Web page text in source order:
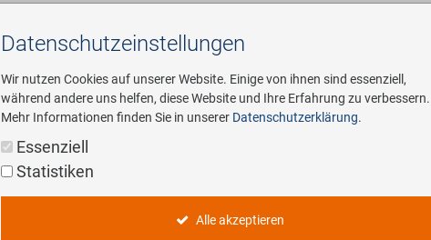
Suchen
BD 160
Datenschutz­einstellungen
Wir nutzen Cookies auf unserer Website. Einige von ihnen sind essenziell,
während andere uns helfen, diese Website und Ihre Erfahrung zu verbessern.
Mehr Informationen finden Sie in unserer Datenschutzerklärung.
Essenziell
Statistiken
Alle akzeptieren